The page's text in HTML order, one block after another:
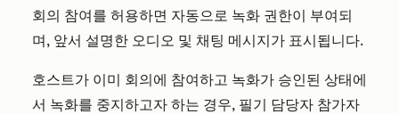
회의 참여를 허용하면 자동으로 녹화 권한이 부여되
며, 앞서 설명한 오디오 및 채팅 메시지가 표시됩니다.
호스트가 이미 회의에 참여하고 녹화가 승인된 상태에
서 녹화를 중지하고자 하는 경우, 필기 담당자 참가자